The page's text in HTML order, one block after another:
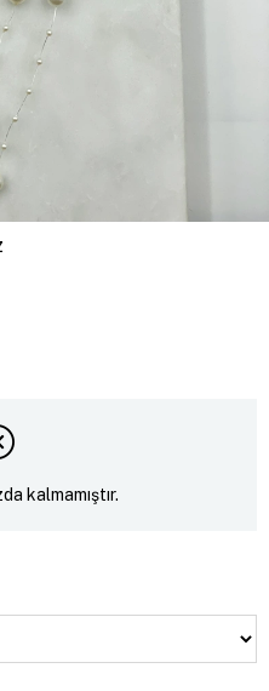
kalmamıştır.